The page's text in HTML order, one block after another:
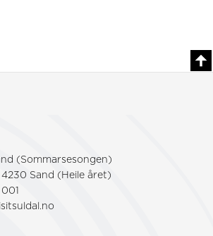
(Sommarsesongen)
4230 Sand (Heile året)